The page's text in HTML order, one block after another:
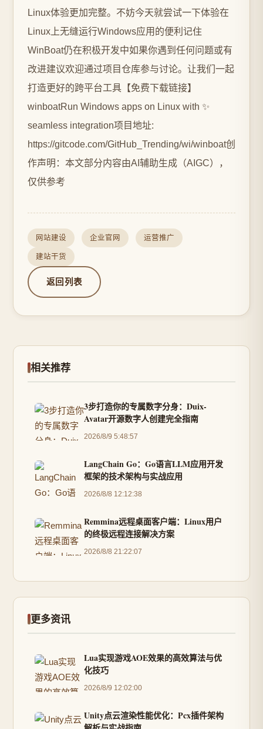
Linux体验更加完整。不妨今天就尝试一下体验在
Linux上无缝运行Windows应用的便利记住
WinBoat仍在积极开发中如果你遇到任何问题或有
改进建议欢迎通过项目仓库参与讨论。让我们一起
打造更好的跨平台工具【免费下载链接】
winboatRun Windows apps on Linux with ✨
seamless integration项目地址:
https://gitcode.com/GitHub_Trending/wi/winboat创
作声明：本文部分内容由AI辅助生成（AIGC），
仅供参考
网站建设 企业官网 运营推广
建站干货
返回列表
相关推荐
3步打造你的专属数字分身：Duix-
Avatar开源数字人创建完全指南
2026/8/9 5:48:57
LangChain Go：Go语言LLM应用开发
框架的技术架构与实战应用
2026/8/8 12:12:38
Remmina远程桌面客户端：Linux用户
的终极远程连接解决方案
2026/8/8 21:22:07
更多资讯
Lua实现游戏AOE效果的高效算法与优
化技巧
2026/8/9 12:02:00
Unity点云渲染性能优化：Pcx插件架构